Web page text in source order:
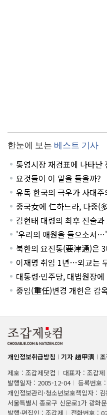
한눈에 보는 베스트 기사
통영시장 재검표에 나타난
요것들이 이 말을 들을까?
유독 한국의 극우가 사대
중국女에 仁하느라, 다중(
김현태 대령의 최후 진술
'우리의 애원을 들으소서…'
북한의 요진통(要津通)은
이재명 취임 1년…외교는
대통령·민주당, 대법원장
중임(重任)변경 개헌은 감
개인정보취급방침 기자 趙甲濟
제호 : 조갑제닷컴
대표자 : 조갑제
발행일자 : 2005-12-04
등록번호
개인정보관리·청소년보호책임자 : 김
서울특별시 종로구 신문로1가 광화
발행·편집인 : 조갑제
전화번호 :